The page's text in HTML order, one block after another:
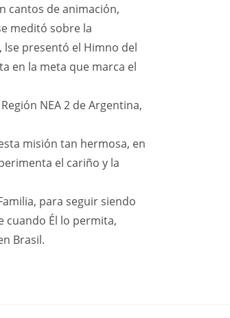
cantos de animación,
meditó sobre la
lse presentó el Himno del
en la meta que marca el
NEA 2 de Argentina,
misión tan hermosa, en
el cariño y la
para seguir siendo
cuando Él lo permita,
Brasil.